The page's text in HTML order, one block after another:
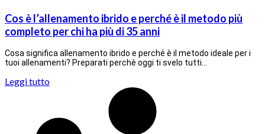
Cos è l’allenamento ibrido e perché è il metodo più
completo per chi ha più di 35 anni
Cosa significa allenamento ibrido e perché è il metodo ideale per i
tuoi allenamenti? Preparati perchè oggi ti svelo tutti…
Leggi tutto